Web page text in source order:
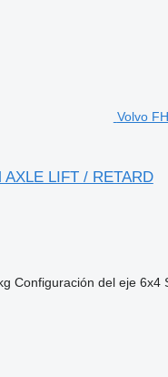
Volvo
LIFT / RETARD
Configuración del eje 6x4